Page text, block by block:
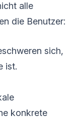
alle
die Benutzer:
sich,
ist.
konkrete